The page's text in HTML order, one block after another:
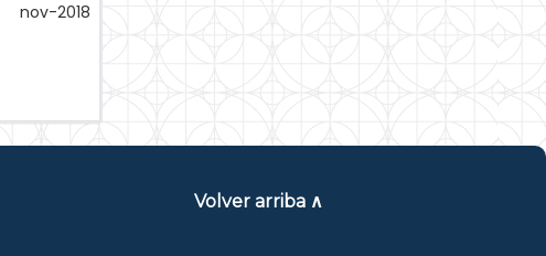
nov-2018
Volver arriba ∧